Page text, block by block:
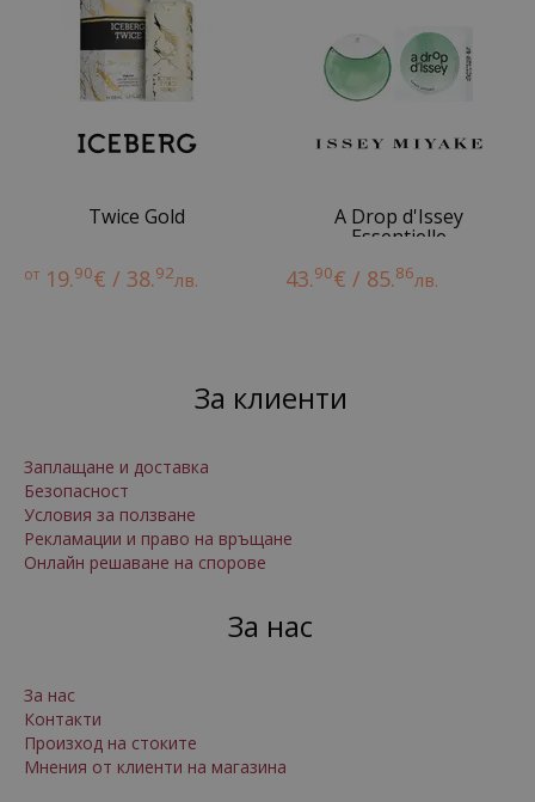
Twice Gold
от 19.90€ / 38.92лв.
A Drop d'Issey
Essentielle
43.90€ / 85.86лв.
За клиенти
Заплащане и доставка
Безопасност
Условия за ползване
Рекламации и право на връщане
Онлайн решаване на спорове
За нас
За нас
Контакти
Произход на стоките
Мнения от клиенти на магазина